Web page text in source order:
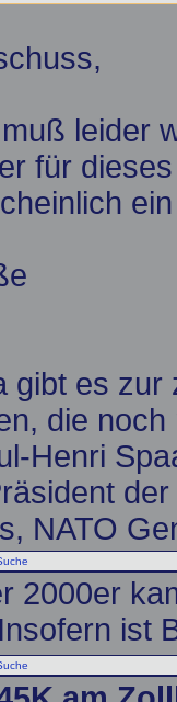
leider
für
gibt es
die
Henri
NATO
2000er
ist